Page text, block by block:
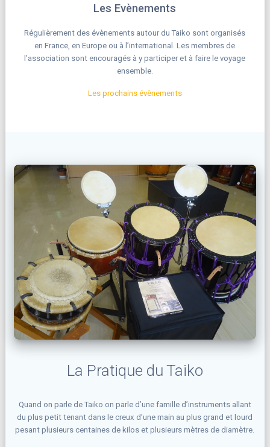
Les Evènements
Régulièrement des évènements autour du Taiko sont organisés
en France, en Europe ou à l’international. Les membres de
l’association sont encouragés à y participer et à faire le voyage
ensemble.
Les prochains évènements
La Pratique du Taiko
Quand on parle de Taiko on parle d’une famille d’instruments allant
du plus petit tenant dans le creux d’une main au plus grand et lourd
pesant plusieurs centaines de kilos et plusieurs mètres de diamètre.